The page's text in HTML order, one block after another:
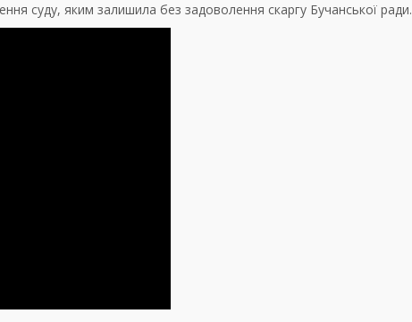
суду, яким залишила без задоволення скаргу Бучанської ради.